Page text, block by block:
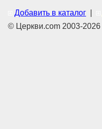
Добавить в каталог
© Церкви.com 2003-2026